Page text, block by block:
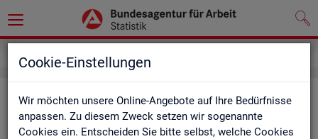
Cookie-Einstellungen
Wir möchten unsere Online-Angebote auf Ihre Bedürfnisse
anpassen. Zu diesem Zweck setzen wir sogenannte
Cookies ein. Entscheiden Sie bitte selbst, welche Cookies
News­let­ter Sta­tis­tik und Ar­beits­
markt­be­richt­erstat­tung der BA